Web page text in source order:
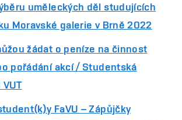
uměleckých děl studujících
Moravské galerie v Brně 2022
žádat o peníze na činnost
pořádání akcí / Studentská
FaVU – Zápůjčky